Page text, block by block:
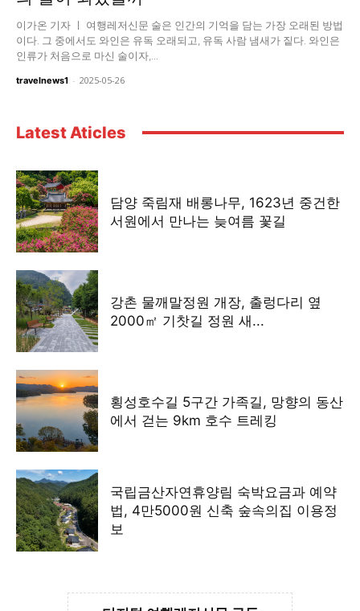
이가온 기자 ㅣ 여행레저신문 술은 인간의 기억을 담는 가장 오래된 방법
이다. 그 중에서도 와인은 유독 오래되고, 유독 사람 냄새가 짙다. 와인은
인류가 처음으로 마신 술이자,...
travelnews1 - 2025-05-26
Latest Aticles
담양 죽림재 배롱나무, 1623년 중건한
서원에서 만나는 늦여름 꽃길
강촌 물깨말정원 개장, 출렁다리 옆
2000㎡ 기찻길 정원 새...
횡성호수길 5구간 가족길, 망향의 동산
에서 걷는 9km 호수 트레킹
국립금산자연휴양림 숙박요금과 예약
법, 4만5000원 신축 숲속의집 이용정
보